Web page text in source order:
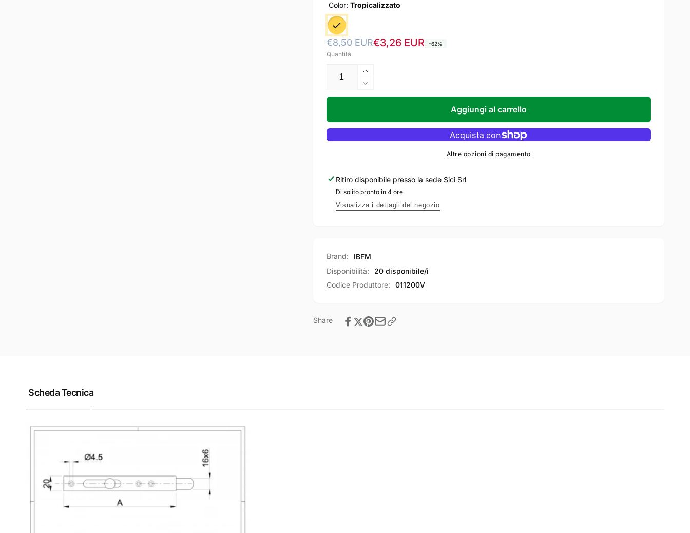
Color: Tropicalizzato
Prezzo
di
listino
€8,50 EUR
Prezzo
scontato
€3,26 EUR -62%
Quantità
Aumenta
quantità
per
Profilato
da
Diminuisci
quantità
IBFM
Catenaccio
Profilato
Acciaio
Aggiungi al carrello
Altre opzioni di pagamento
Ritiro disponibile presso la sede Sici Srl
Di solito pronto in 4 ore
Visualizza i dettagli del negozio
Brand:
IBFM
Disponibilità:
20 disponibile/i
Codice Produttore:
011200V
Share
Scheda Tecnica